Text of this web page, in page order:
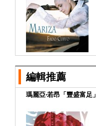
編輯推薦
瑪麗亞‧若昂「豐盛富足」